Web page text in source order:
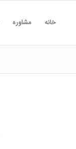
خانه مشاوره